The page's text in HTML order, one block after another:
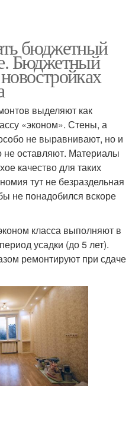
бюджетный
Бюджетный
выделяют как
«эконом». Стены, а
не выравнивают, но и
не оставляют. Материалы
качество для таких
тут не безраздельная
не понадобился вскоре
класса выполняют в
усадки (до 5 лет).
ремонтируют при сдаче